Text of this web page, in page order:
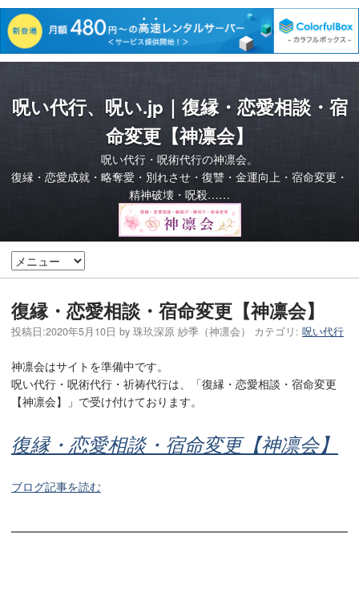
呪い代行、呪い.jp｜復縁・恋愛相談・宿
命変更【神凛会】
呪い代行・呪術代行の神凛会。
復縁・恋愛成就・略奪愛・別れさせ・復讐・金運向上・宿命変更・
精神破壊・呪殺……
復縁・恋愛相談・宿命変更【神凛会】
投稿日:2020年5月10日 by 珠玖深原 紗季（神凛会） カテゴリ: 呪い代行
神凛会はサイトを準備中です。
呪い代行・呪術代行・祈祷代行は、「復縁・恋愛相談・宿命変更
【神凛会】」で受け付けております。
復縁・恋愛相談・宿命変更【神凛会】
ブログ記事を読む